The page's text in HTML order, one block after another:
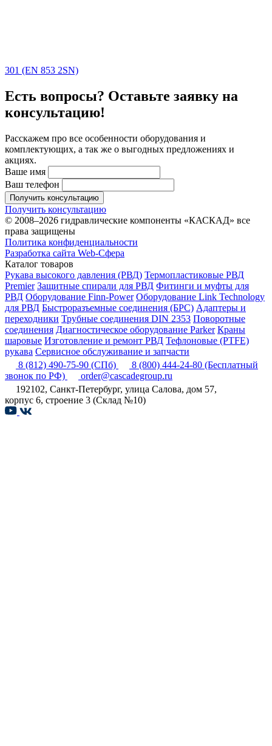
301 (EN 853 2SN)
Есть вопросы? Оставьте заявку на
консультацию!
Расскажем про все особенности оборудования и
комплектующих, а так же о выгодных предложениях и
акциях.
Ваше имя
Ваш телефон
Получить консультацию
Получить консультацию
© 2008–2026 гидравлические компоненты «КАСКАД» все
права защищены
Политика конфиденциальности
Разработка сайта Web-Сфера
Каталог товаров
Рукава высокого давления (РВД) Термопластиковые РВД
Premier Защитные спирали для РВД Фитинги и муфты для
РВД Оборудование Finn-Power Оборудование Link Technology
для РВД Быстроразъемные соединения (БРС) Адаптеры и
переходники Трубные соединения DIN 2353 Поворотные
соединения Диагностическое оборудование Parker Краны
шаровые Изготовление и ремонт РВД Тефлоновые (PTFE)
рукава Сервисное обслуживание и запчасти
8 (812) 490-75-90 (СПб) 8 (800) 444-24-80 (Бесплатный
звонок по РФ)
order@cascadegroup.ru
192102, Санкт-Петербург, улица Салова, дом 57,
корпус 6, строение 3 (Склад №10)